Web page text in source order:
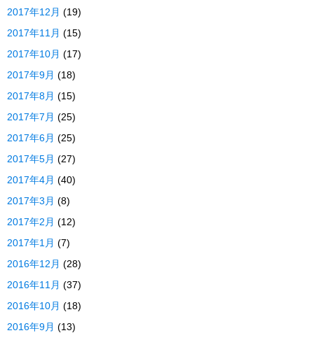
2017年12月 (19)
2017年11月 (15)
2017年10月 (17)
2017年9月 (18)
2017年8月 (15)
2017年7月 (25)
2017年6月 (25)
2017年5月 (27)
2017年4月 (40)
2017年3月 (8)
2017年2月 (12)
2017年1月 (7)
2016年12月 (28)
2016年11月 (37)
2016年10月 (18)
2016年9月 (13)